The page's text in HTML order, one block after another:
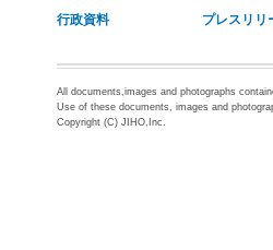
行政資料 プレスリリ
All documents,images and photographs
Use of these documents, images and
Copyright (C) JIHO,Inc.